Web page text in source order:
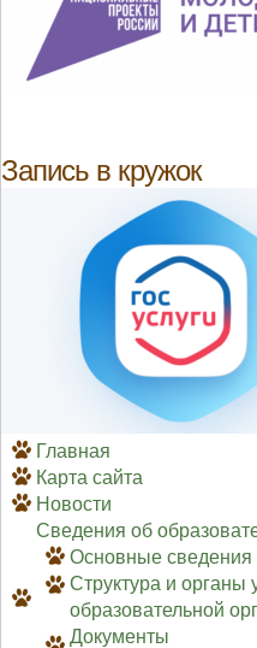
Запись в кружок
Главная
Карта сайта
Новости
Сведения об
Основные сведения
Структура и органы
образовательной
Документы